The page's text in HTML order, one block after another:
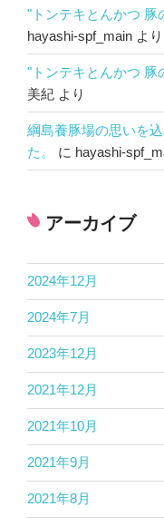
"トンテキとんかつ 豚
hayashi-spf_main より
"トンテキとんかつ 豚
美紀 より
綱島養豚場の思いを
た。
に hayashi-
アーカイブ
2024年12月
2024年7月
2023年12月
2021年12月
2021年10月
2021年9月
2021年8月